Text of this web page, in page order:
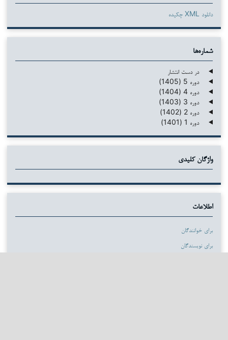
دانلود XML چکیده
شماره‌ها
در دست انتشار
دوره 5 (1405)
دوره 4 (1404)
دوره 3 (1403)
دوره 2 (1402)
دوره 1 (1401)
واژگان کلیدی
اطلاعات
برای خوانندگان
برای نویسندگان